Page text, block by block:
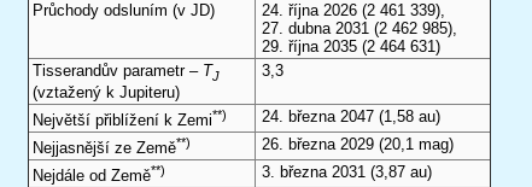
Průchody odsluním (v JD) 24. října 2026 (2 461 339),
27. dubna 2031 (2 462 985),
29. října 2035 (2 464 631)
Tisserandův parametr – TJ
(vztažený k Jupiteru)
3,3
Největší přiblížení k Zemi**) 24. března 2047 (1,58 au)
Nejjasnější ze Země**) 26. března 2029 (20,1 mag)
Nejdále od Země**) 3. března 2031 (3,87 au)